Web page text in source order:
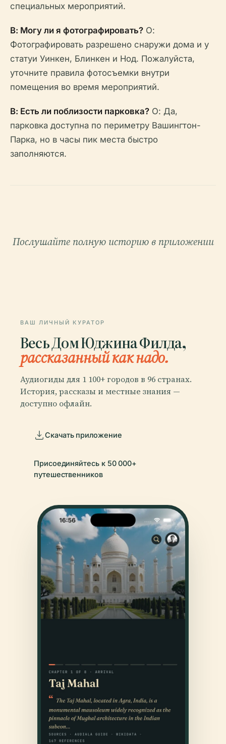
специальных мероприятий.
В: Могу ли я фотографировать? О:
Фотографировать разрешено снаружи дома и у
статуи Уинкен, Блинкен и Нод. Пожалуйста,
уточните правила фотосъемки внутри
помещения во время мероприятий.
В: Есть ли поблизости парковка? О: Да,
парковка доступна по периметру Вашингтон-
Парка, но в часы пик места быстро
заполняются.
Послушайте полную историю в приложении
ВАШ ЛИЧНЫЙ КУРАТОР
Весь Дом Юджина Филда,
рассказанный как надо.
Аудиогиды для 1 100+ городов в 96 странах.
История, рассказы и местные знания —
доступно офлайн.
Скачать приложение
Присоединяйтесь к 50 000+
путешественников